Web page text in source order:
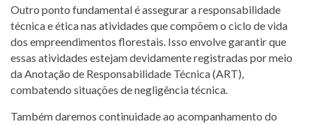
Outro ponto fundamental é assegurar a responsabilidade
técnica e ética nas atividades que compõem o ciclo de vida
dos empreendimentos florestais. Isso envolve garantir que
essas atividades estejam devidamente registradas por meio
da Anotação de Responsabilidade Técnica (ART),
combatendo situações de negligência técnica.
Também daremos continuidade ao acompanhamento do